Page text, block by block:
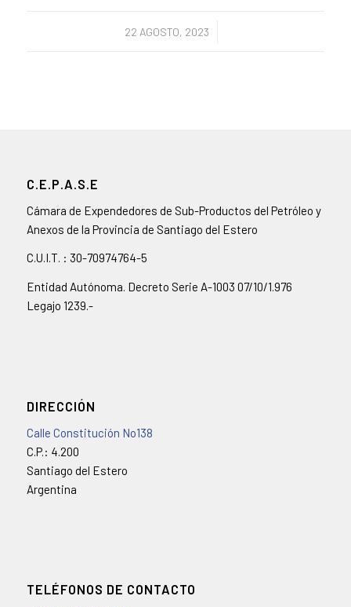
22 AGOSTO, 2023
/
C.E.P.A.S.E
Cámara de Expendedores de Sub-Productos del Petróleo y
Anexos de la Provincia de Santiago del Estero
C.U.I.T. : 30-70974764-5
Entidad Autónoma. Decreto Serie A-1003 07/10/1.976
Legajo 1239.-
DIRECCIÓN
Calle Constitución No138
C.P.: 4.200
Santiago del Estero
Argentina
TELÉFONOS DE CONTACTO